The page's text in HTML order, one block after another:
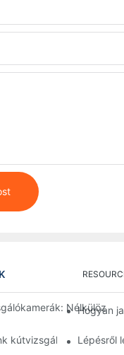
Hogyan
kútvizsgáló kamerát:
Lépésről